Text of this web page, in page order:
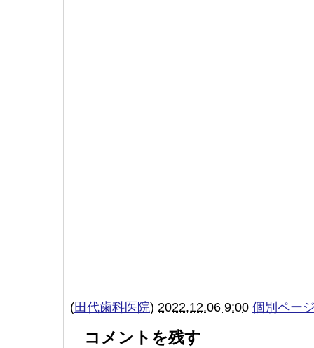
(田代歯科医院) 2022.12.06 9:00 個別ペー
コメントを残す